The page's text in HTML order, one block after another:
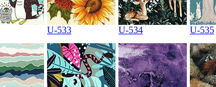
U-533 U-534 U-535